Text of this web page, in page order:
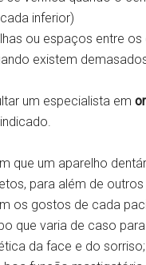
inferior)
ou espaços entre os
existem
um especialista em
que um aparelho
para além de
os gostos de cada
que varia de caso
da face e do